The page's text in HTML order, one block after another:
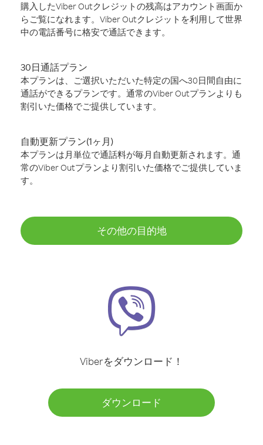
購入したViber Outクレジットの残高はアカウント画面か
らご覧になれます。Viber Outクレジットを利用して世界
中の電話番号に格安で通話できます。
30日通話プラン
本プランは、ご選択いただいた特定の国へ30日間自由に
通話ができるプランです。通常のViber Outプランよりも
割引いた価格でご提供しています。
自動更新プラン(1ヶ月)
本プランは月単位で通話料が毎月自動更新されます。通
常のViber Outプランより割引いた価格でご提供していま
す。
その他の目的地
Viberをダウンロード！
ダウンロード